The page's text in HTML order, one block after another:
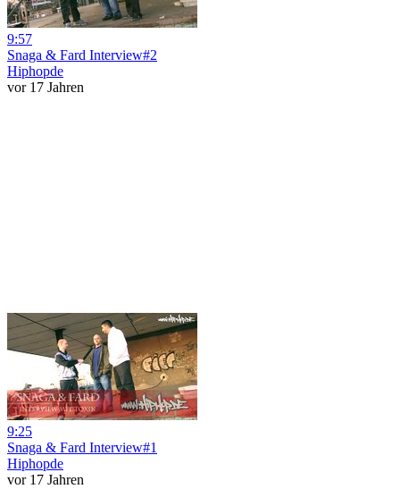
9:57
Snaga & Fard Interview#2
Hiphopde
vor 17 Jahren
9:25
Snaga & Fard Interview#1
Hiphopde
vor 17 Jahren